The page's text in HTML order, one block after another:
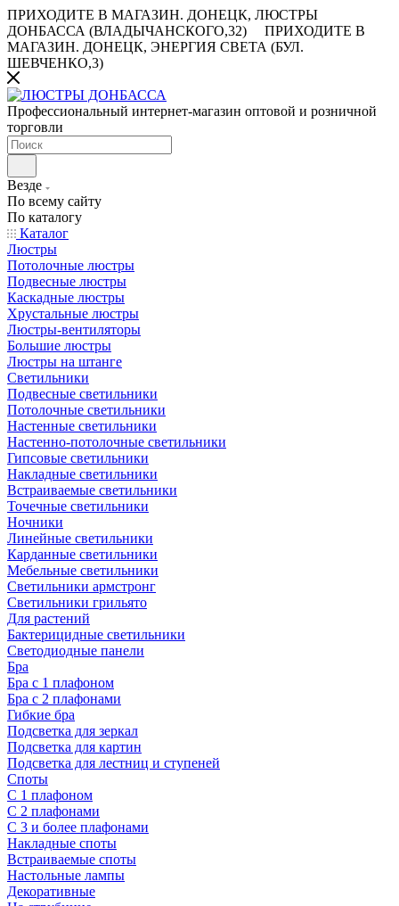
ПРИХОДИТЕ В МАГАЗИН. ДОНЕЦК, ЛЮСТРЫ
ДОНБАССА (ВЛАДЫЧАНСКОГО,32)
ПРИХОДИТЕ В
МАГАЗИН. ДОНЕЦК, ЭНЕРГИЯ СВЕТА (БУЛ.
ШЕВЧЕНКО,3)
Профессиональный интернет-магазин оптовой и розничной
торговли
Везде
По всему сайту
По каталогу
Каталог
Люстры
Потолочные люстры
Подвесные люстры
Каскадные люстры
Хрустальные люстры
Люстры-вентиляторы
Большие люстры
Люстры на штанге
Светильники
Подвесные светильники
Потолочные светильники
Настенные светильники
Настенно-потолочные светильники
Гипсовые светильники
Накладные светильники
Встраиваемые светильники
Точечные светильники
Ночники
Линейные светильники
Карданные светильники
Мебельные светильники
Светильники армстронг
Светильники грильято
Для растений
Бактерицидные светильники
Светодиодные панели
Бра
Бра с 1 плафоном
Бра с 2 плафонами
Гибкие бра
Подсветка для зеркал
Подсветка для картин
Подсветка для лестниц и ступеней
Споты
С 1 плафоном
С 2 плафонами
С 3 и более плафонами
Накладные споты
Встраиваемые споты
Настольные лампы
Декоративные